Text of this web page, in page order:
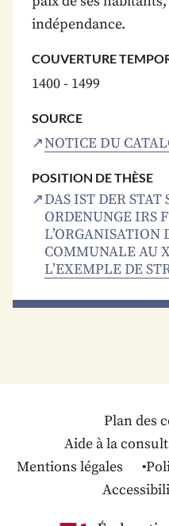
indépendance.
COUVERTURE
1400 - 1499
SOURCE
NOTICE DU
POSITION DE THÈSE
DAS IST DER STAT
ORDENUNGE IRS
L’ORGANISATION
COMMUNALE AU
L’EXEMPLE DE
Plan des
Aide à la
Mentions légales